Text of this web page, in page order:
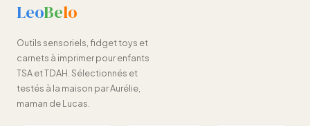
LeoBelo
Outils sensoriels, fidget toys et
carnets à imprimer pour enfants
TSA et TDAH. Sélectionnés et
testés à la maison par Aurélie,
maman de Lucas.